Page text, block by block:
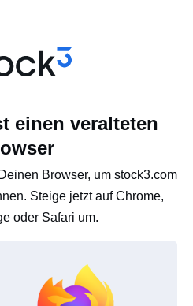
einen veralteten
Browser, um stock3.com
Steige jetzt auf Chrome,
oder Safari um.